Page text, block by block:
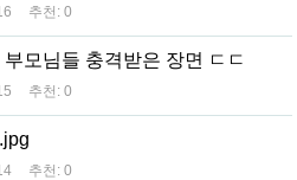
추천: 0
모님들 충격받은 장면 ㄷㄷ
추천: 0
추천: 0